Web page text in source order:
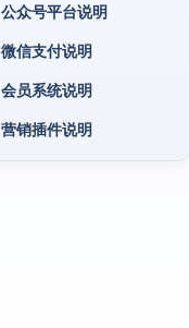
公众号平台说明
微信支付说明
会员系统说明
营销插件说明